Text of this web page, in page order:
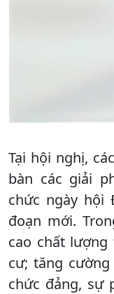
Tại hội nghị,
bàn các giải
chức ngày hội
đoạn mới.
cao chất
cư; tăng
chức đảng, sự